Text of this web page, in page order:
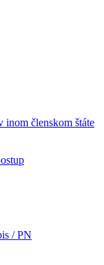
inom členskom štáte
/ PN